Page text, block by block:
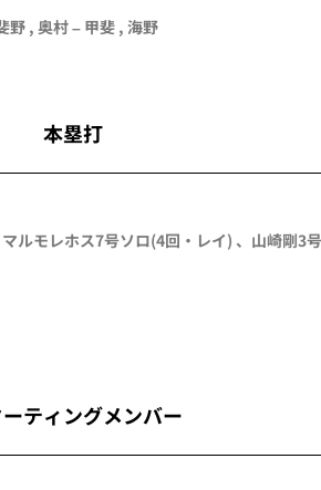
野, 奥村– 甲斐 , 海野
本塁打
マルモレホス7号ソロ(4回・ レイ) 、 山崎剛3
ティングメンバー